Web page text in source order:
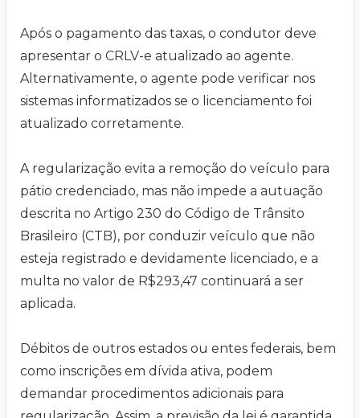
Após o pagamento das taxas, o condutor deve
apresentar o CRLV-e atualizado ao agente.
Alternativamente, o agente pode verificar nos
sistemas informatizados se o licenciamento foi
atualizado corretamente.
A regularização evita a remoção do veículo para
pátio credenciado, mas não impede a autuação
descrita no Artigo 230 do Código de Trânsito
Brasileiro (CTB), por conduzir veículo que não
esteja registrado e devidamente licenciado, e a
multa no valor de R$293,47 continuará a ser
aplicada.
Débitos de outros estados ou entes federais, bem
como inscrições em dívida ativa, podem
demandar procedimentos adicionais para